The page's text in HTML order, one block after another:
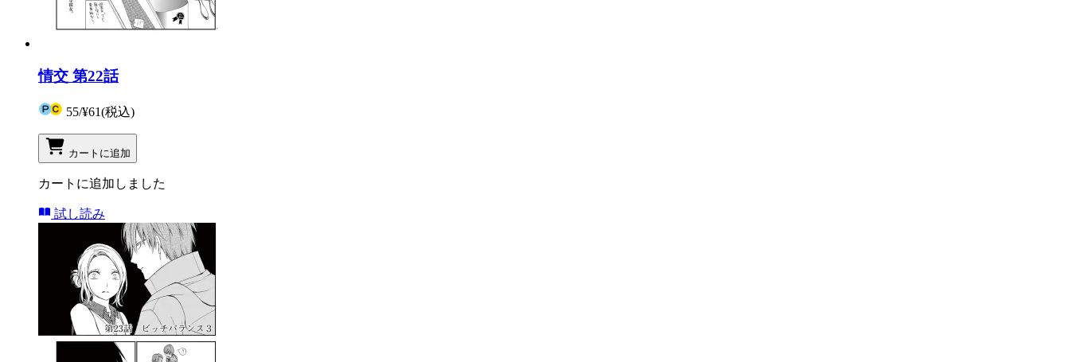
情交 第22話
55/¥61(税込)
カートに追加
カートに追加しました
試し読み